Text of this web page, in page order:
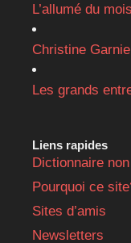
L’allumé du
Christine
Les grands
Liens rapides
Dictionnaire
Pourquoi ce
Sites d’amis
Newsletters